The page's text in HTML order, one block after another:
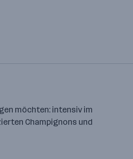
möchten: intensiv im
Champignons und